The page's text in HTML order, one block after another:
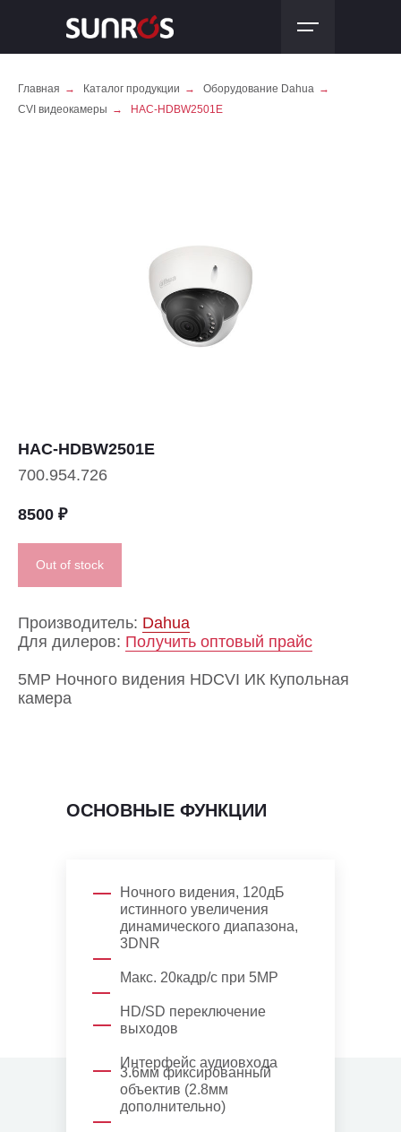
Главная → Каталог продукции → Оборудование Dahua →
CVI видеокамеры → HAC-HDBW2501E
HAC-HDBW2501E
700.954.726
8500 ₽
Out of stock
Производитель: Dahua
Для дилеров: Получить оптовый прайс
5MP Ночного видения HDCVI ИК Купольная
камера
ОСНОВНЫЕ ФУНКЦИИ
Ночного видения, 120дБ
истинного увеличения
динамического диапазона,
3DNR
Макс. 20кадр/с при 5MP
HD/SD переключение
выходов
Интерфейс аудиовхода
3.6мм фиксированный
объектив (2.8мм
дополнительно)